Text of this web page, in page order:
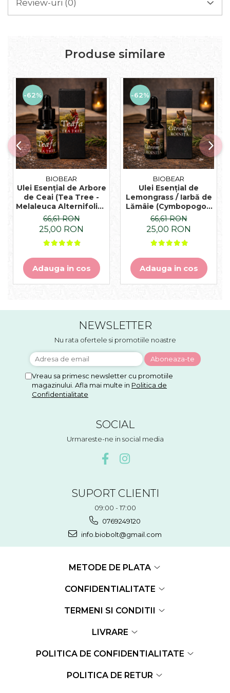
Review-uri (0)
Produse similare
-62%
BIOBEAR
Ulei Esențial de Arbore
de Ceai (Tea Tree -
Melaleuca Alternifolia),
100% pur și naturală
66,61 RON
25,00 RON
Adauga in cos
-62%
BIOBEAR
Ulei Esențial de
Lemongrass / Iarbă de
Lămâie (Cymbopogon
Flexuosus), 100% pur și
naturală
66,61 RON
25,00 RON
Adauga in cos
NEWSLETTER
Nu rata ofertele si promotiile noastre
Vreau sa primesc newsletter cu promotiile
magazinului. Afla mai multe in Politica de
Confidentialitate
SOCIAL
Urmareste-ne in social media
SUPORT CLIENTI
09:00 - 17:00
0769249120
info.biobolt@gmail.com
METODE DE PLATA
CONFIDENTIALITATE
TERMENI SI CONDITII
LIVRARE
POLITICA DE CONFIDENTIALITATE
POLITICA DE RETUR